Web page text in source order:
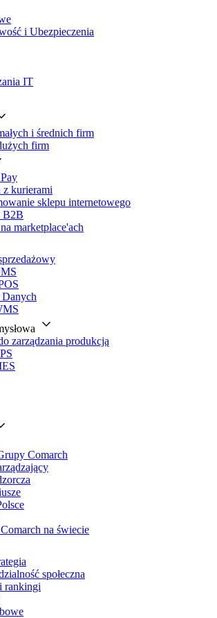
i Ubezpieczenia
IT
i średnich firm
firm
z kurierami
sklepu internetowego
B2B
marketplace'ach
zarządzania produkcją
Comarch
na świecie
społeczna
rankingi